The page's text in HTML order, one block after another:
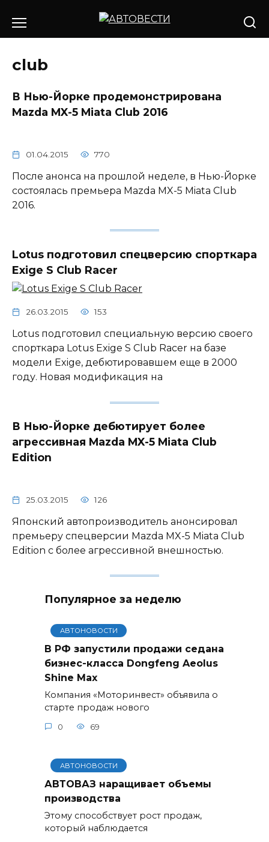
содержанию
club
В Нью-Йорке продемонстрирована
Mazda MX-5 Miata Club 2016
01.04.2015 770
После анонса на прошлой неделе, в Нью-Йорке
состоялась премьера Mazda MX-5 Miata Club
2016.
Lotus подготовил спецверсию спорткара
Exige S Club Racer
26.03.2015 153
Lotus подготовил специальную версию своего
спорткара Lotus Exige S Club Racer на базе
модели Exige, дебютировавшем еще в 2000
году. Новая модификация на
В Нью-Йорке дебютирует более
агрессивная Mazda MX-5 Miata Club
Edition
25.03.2015 126
Японский автопроизводитель анонсировал
премьеру спецверсии Mazda MX-5 Miata Club
Edition с более агрессивной внешностью.
Популярное за неделю
АВТОНОВОСТИ
В РФ запустили продажи седана
бизнес-класса Dongfeng Aeolus
Shine Max
Компания «Моторинвест» объявила о
старте продаж нового
0 69
АВТОНОВОСТИ
АВТОВАЗ наращивает объемы
производства
Этому способствует рост продаж,
который наблюдается